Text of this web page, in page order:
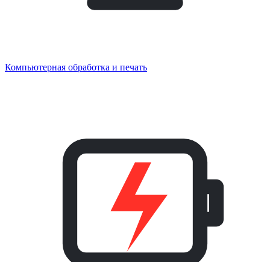
Компьютерная обработка и печать